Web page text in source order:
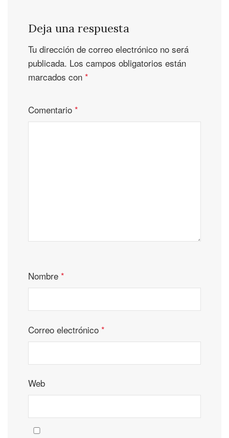
Deja una respuesta
Tu dirección de correo electrónico no será
publicada. Los campos obligatorios están
marcados con *
Comentario *
Nombre *
Correo electrónico *
Web